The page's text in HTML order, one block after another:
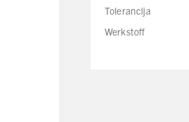
Tolerancija
Werkstoff